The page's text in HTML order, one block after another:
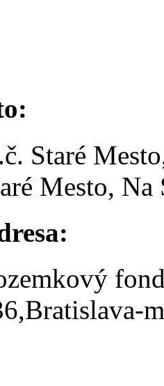
Staré
Mesto,